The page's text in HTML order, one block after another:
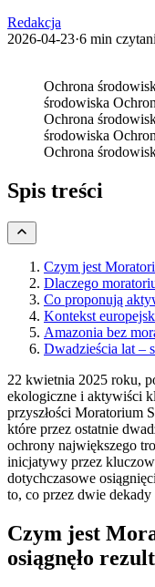
Redakcja
2026-04-23·6 min
Ochrona
środowiska
Ochrona
środowiska
Ochrona
Spis treści
Czym jest
Dlaczego
Co proponują
Kontekst
Amazonia bez
Dwadzieścia lat –
22 kwietnia 2025 roku,
ekologiczne i aktywiści
przyszłości Moratorium
które przez ostatnie
ochrony największego
inicjatywy przez
dotychczasowe
to, co przez dwie dekady
Czym jest
osiągnęło